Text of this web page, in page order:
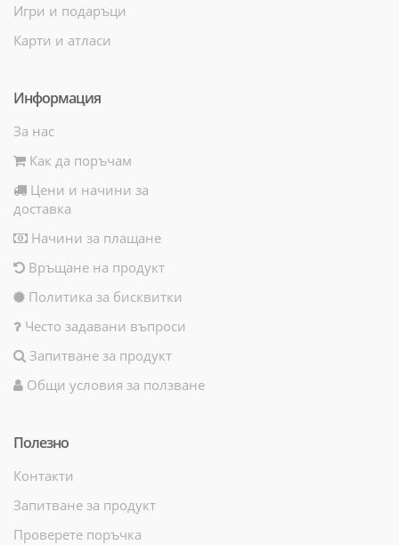
Игри и подаръци
Карти и атласи
Информация
За нас
Как да поръчам
Цени и начини за
доставка
Начини за плащане
Връщане на продукт
Политика за бисквитки
Често задавани въпроси
Запитване за продукт
Общи условия за ползване
Полезно
Контакти
Запитване за продукт
Проверете поръчка